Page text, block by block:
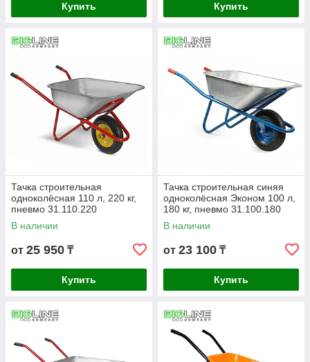
Купить Купить
Тачка строительная
одноколёсная 110 л, 220 кг,
пневмо 31.110.220
В наличии
от 25 950 ₸
Купить
Тачка строительная синяя
одноколёсная Эконом 100 л,
180 кг, пневмо 31.100.180
В наличии
от 23 100 ₸
Купить